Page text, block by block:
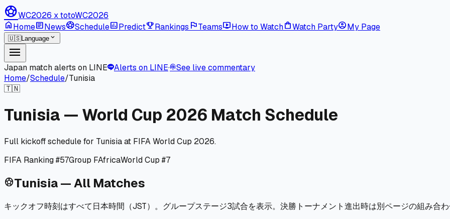
sports_soccerWC2026 x totoWC2026
homeHomearticleNewssports_soccerSchedulepollPredictemoji_eventsRankings flagTeamslive_tvHow to Watchshopping_bagWatch Partyaccount_circleMy Page
🇺🇸Language expand_more
menu
Japan match alerts on LINE Alerts on LINE·podcastsSee live commentary
Home/Schedule/Tunisia
🇹🇳
Tunisia — World Cup 2026 Match Schedule
Full kickoff schedule for Tunisia at FIFA World Cup 2026.
FIFA Ranking #57Group FAfricaWorld Cup #7
sports_soccerTunisia — All Matches
キックオフ時刻はすべて日本時間（JST）。グループステージ3試合を表示。決勝トーナメント進出時は別ページの組み合